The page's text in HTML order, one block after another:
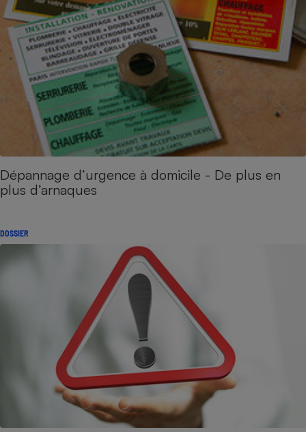
Dépannage d’urgence à domicile - De plus en
plus d’arnaques
DOSSIER